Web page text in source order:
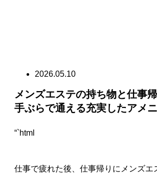
2026.05.10
メンズエステの持ち物と仕事
手ぶらで通える充実したアメ
“`html
仕事で疲れた後、仕事帰りにメンズエ